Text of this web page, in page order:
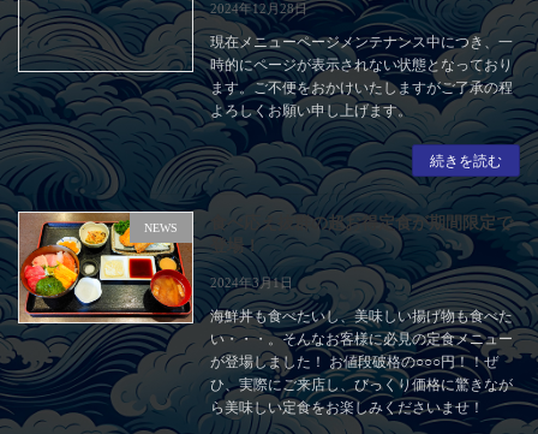
2024年12月28日
現在メニューページメンテナンス中につき、一
時的にページが表示されない状態となっており
ます。ご不便をおかけいたしますがご了承の程
よろしくお願い申し上げます。
続きを読む
NEWS
食べ応え抜群の超お得定食が期間限定で
登場！
2024年3月1日
海鮮丼も食べたいし、美味しい揚げ物も食べた
い・・・。そんなお客様に必見の定食メニュー
が登場しました！ お値段破格の○○○円！！ぜ
ひ、実際にご来店し、びっくり価格に驚きなが
ら美味しい定食をお楽しみくださいませ！